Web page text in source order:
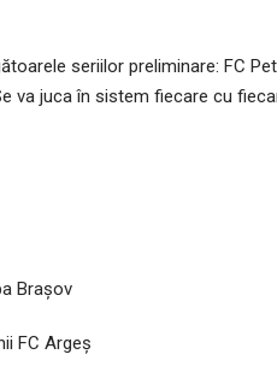
seriilor preliminare: FC
va juca în sistem fiecare cu
Brașov
FC Argeș